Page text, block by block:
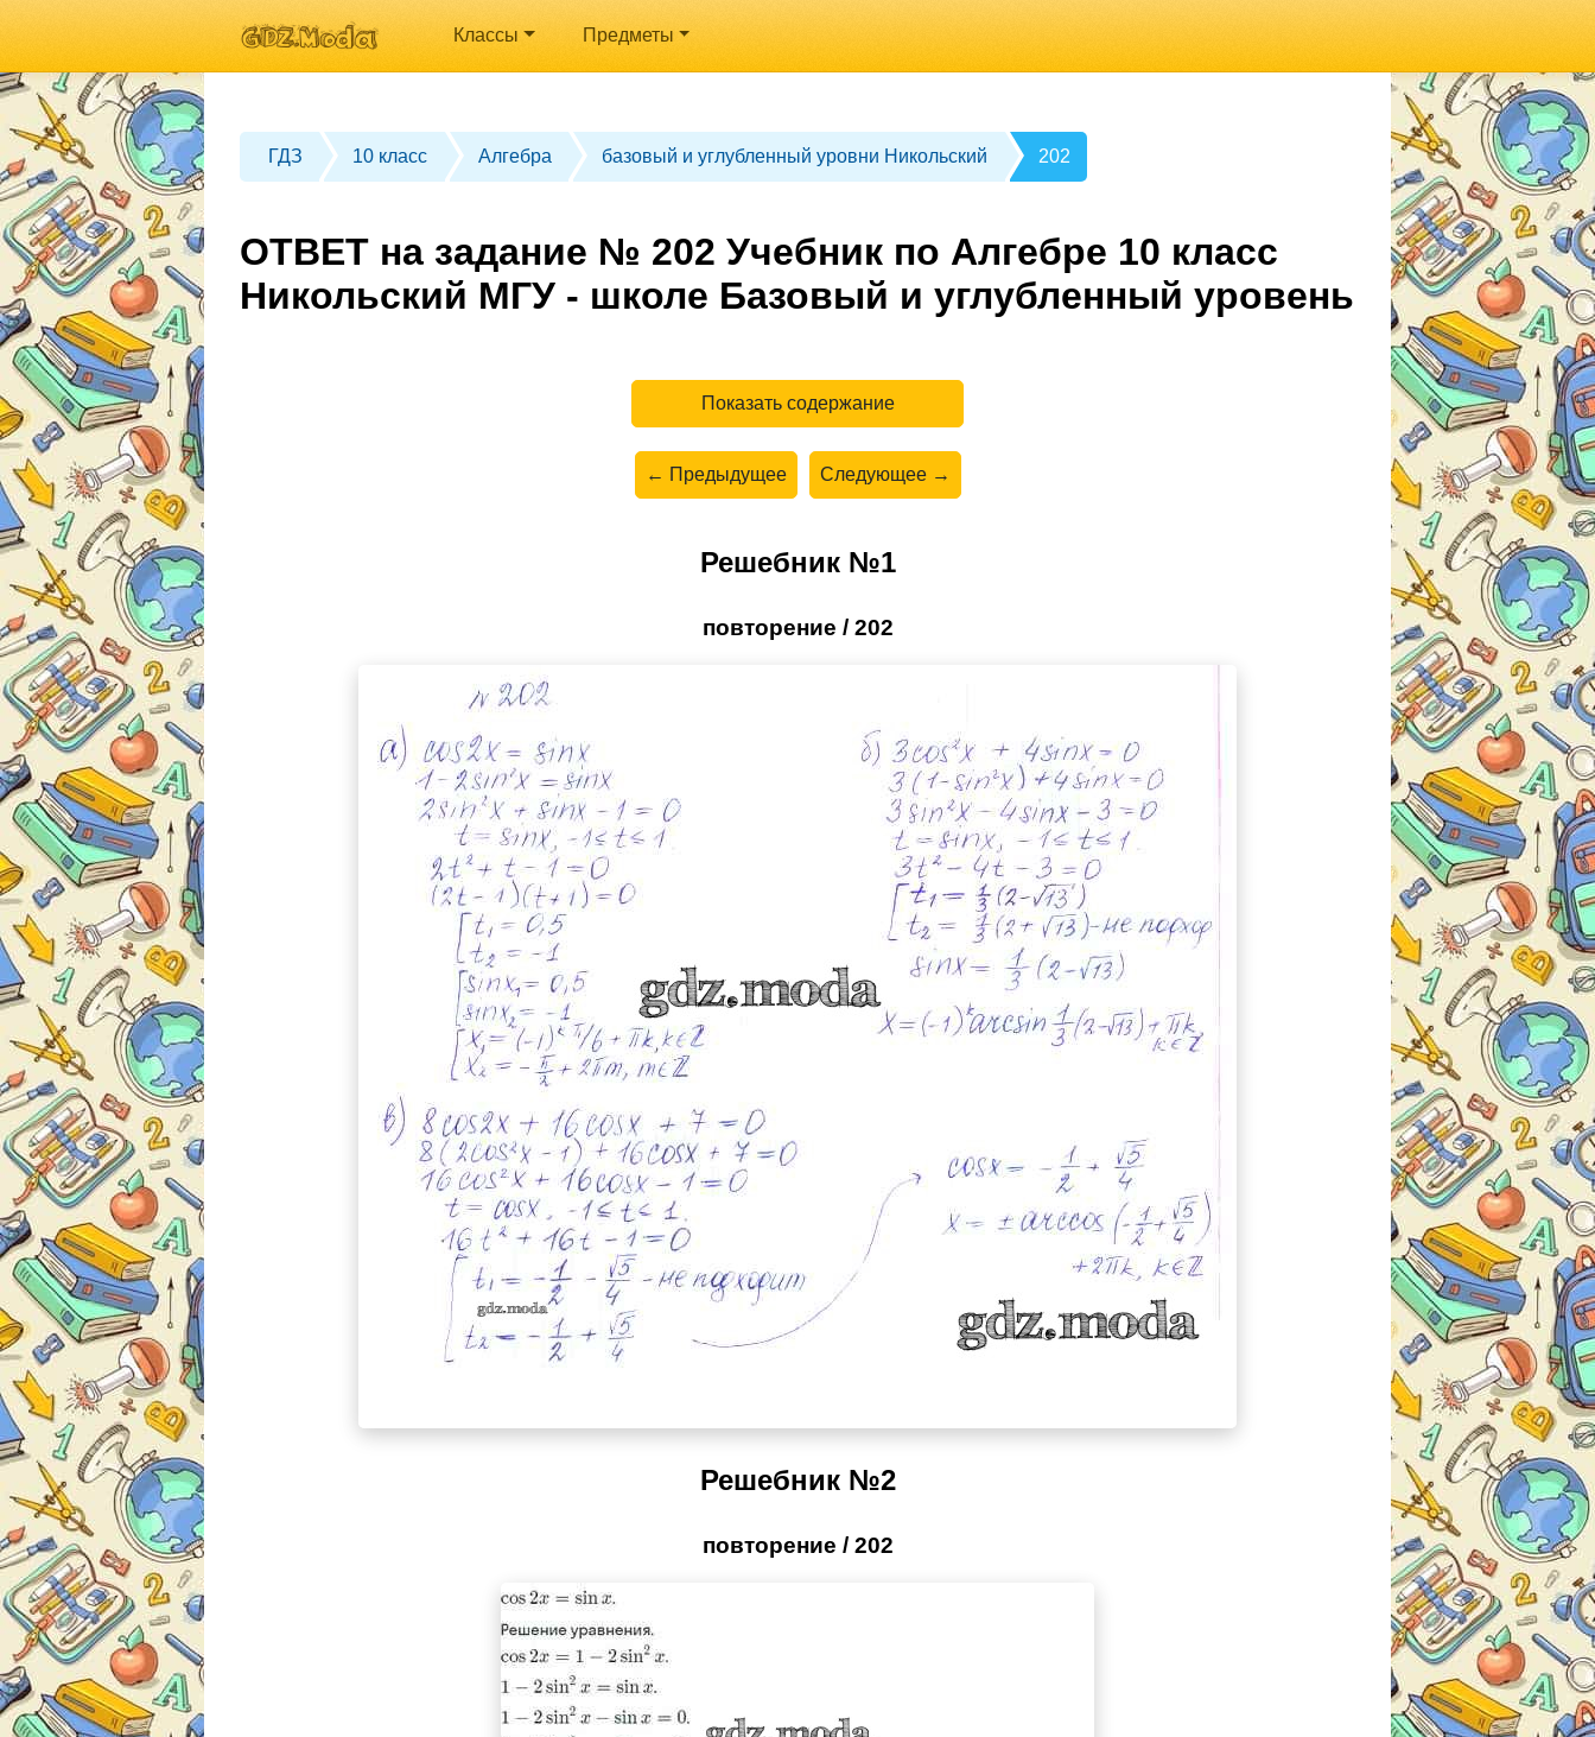
Классы Предметы
ГДЗ 10 класс Алгебра базовый и углубленный уровни Никольский 202
ОТВЕТ на задание № 202 Учебник по Алгебре 10 класс
Никольский МГУ - школе Базовый и углубленный уровень
Показать содержание
← Предыдущее Следующее →
Решебник №1
повторение / 202
Решебник №2
повторение / 202